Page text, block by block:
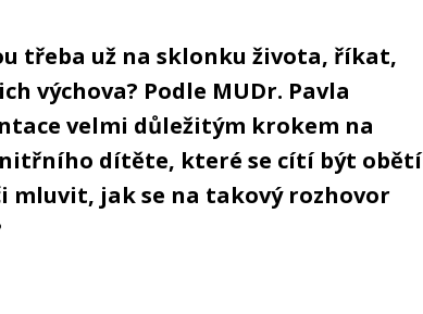
třeba už na sklonku života, říkat,
výchova? Podle MUDr. Pavla
velmi důležitým krokem na
dítěte, které se cítí být obětí
mluvit, jak se na takový rozhovor